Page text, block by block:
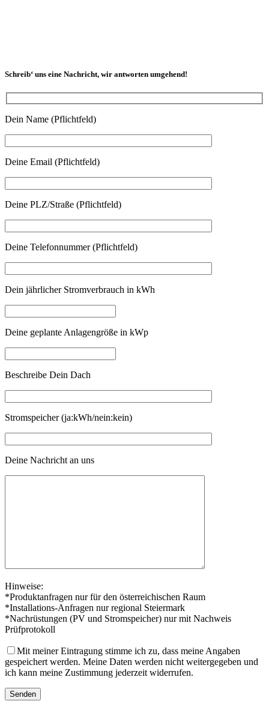
Schreib‘ uns eine Nachricht, wir antworten umgehend!
Dein Name (Pflichtfeld)
Deine Email (Pflichtfeld)
Deine PLZ/Straße (Pflichtfeld)
Deine Telefonnummer (Pflichtfeld)
Dein jährlicher Stromverbrauch in kWh
Deine geplante Anlagengröße in kWp
Beschreibe Dein Dach
Stromspeicher (ja:kWh/nein:kein)
Deine Nachricht an uns
Hinweise:
*Produktanfragen nur für den österreichischen Raum
*Installations-Anfragen nur regional Steiermark
*Nachrüstungen (PV und Stromspeicher) nur mit Nachweis
Prüfprotokoll
Mit meiner Eintragung stimme ich zu, dass meine Angaben
gespeichert werden. Meine Daten werden nicht weitergegeben und
ich kann meine Zustimmung jederzeit widerrufen.